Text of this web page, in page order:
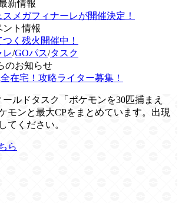
新情報
メガフィナーレが開催決定！
ント情報
く残火開催中！
レ/GOパス/タスク
のお知らせ
在宅！攻略ライター募集！
ルドタスク「ポケモンを30匹捕まえ
モンと最大CPをまとめています。出現
てください。
ら